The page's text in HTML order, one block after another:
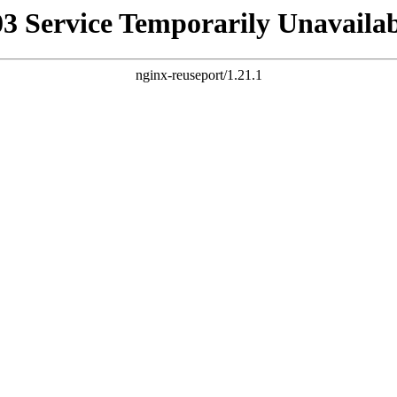
Service Temporarily
nginx-reuseport/1.21.1